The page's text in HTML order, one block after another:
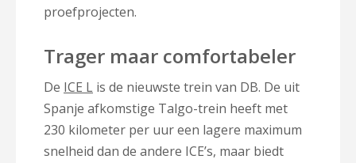
proefprojecten.
Trager maar comfortabeler
De ICE L is de nieuwste trein van DB. De uit
Spanje afkomstige Talgo-trein heeft met
230 kilometer per uur een lagere maximum
snelheid dan de andere ICE’s, maar biedt